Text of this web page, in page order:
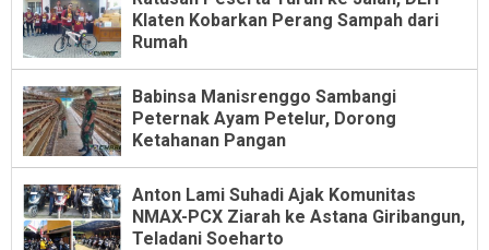
Klaten Kobarkan Perang Sampah dari
Rumah
Babinsa Manisrenggo Sambangi
Peternak Ayam Petelur, Dorong
Ketahanan Pangan
Anton Lami Suhadi Ajak Komunitas
NMAX-PCX Ziarah ke Astana Giribangun,
Teladani Soeharto